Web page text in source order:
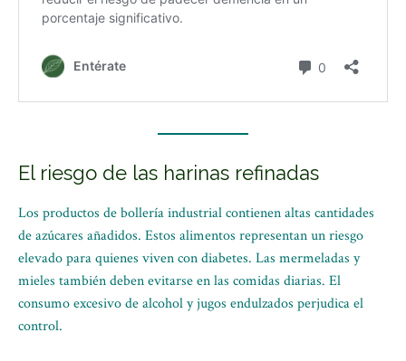
El riesgo de las harinas refinadas
Los productos de bollería industrial contienen altas cantidades
de azúcares añadidos. Estos alimentos representan un riesgo
elevado para quienes viven con diabetes. Las mermeladas y
mieles también deben evitarse en las comidas diarias. El
consumo excesivo de alcohol y jugos endulzados perjudica el
control.